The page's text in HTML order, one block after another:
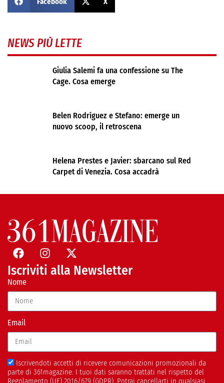
NEWS PIÙ LETTE
Giulia Salemi fa una confessione su The
Cage. Cosa emerge
Belen Rodríguez e Stefano: emerge un
nuovo scoop, il retroscena
Helena Prestes e Javier: sbarcano sul Red
Carpet di Venezia. Cosa accadrà
Iscriviti alla Newsletter
Nome
Email
Iscrivendoti accetti di ricevere comunicazioni promozionali da
parte di 361magazine. I tuoi dati saranno trattati nel rispetto del
Regolamento (UE) 2016/679 (GDPR). Potrai cancellarti in qualsiasi